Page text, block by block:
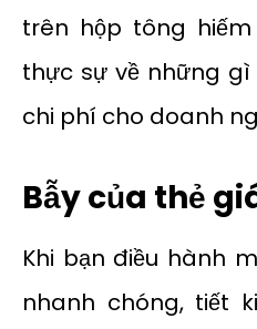
trên hộp tông
thực sự về những
chi phí cho doanh
Bẫy của thẻ
Khi bạn điều hành
nhanh chóng, tiết